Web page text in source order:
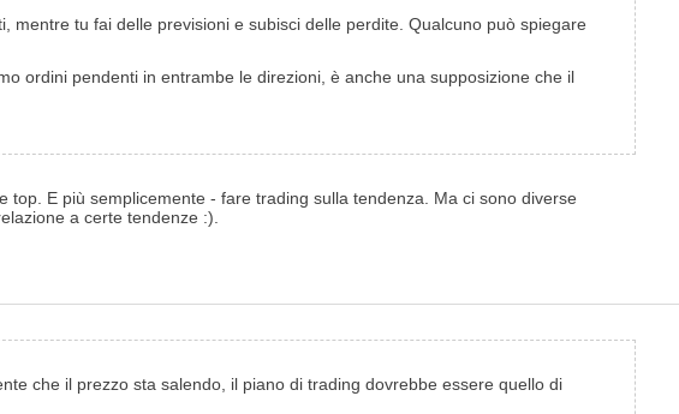
tu fai delle previsioni e subisci delle perdite. Qualcuno può spiegare
ordini pendenti in entrambe le direzioni, è anche una supposizione che il
E più semplicemente - fare trading sulla tendenza. Ma ci sono diverse
a certe tendenze :).
che il prezzo sta salendo, il piano di trading dovrebbe essere quello di